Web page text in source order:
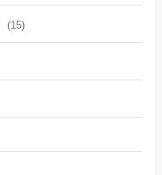
(15)